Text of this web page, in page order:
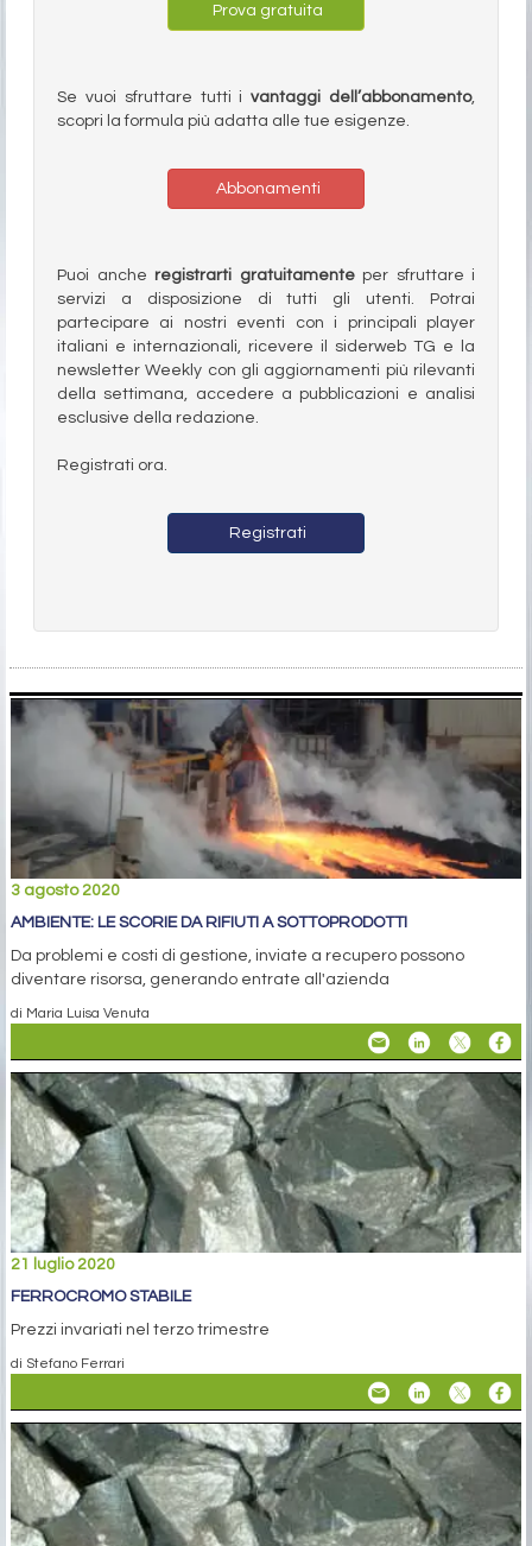
Prova gratuita
Se vuoi sfruttare tutti ivantaggi dell’abbonamento,
scopri la formula più adatta alle tue esigenze.
Abbonamenti
Puoi anche registrarti gratuitamenteper sfruttare i
servizi a disposizione di tutti gli utenti. Potrai
partecipare ai nostri eventi con i principali player
italiani e internazionali, ricevere il siderweb TG e la
newsletter Weekly con gli aggiornamenti più rilevanti
della settimana, accedere a pubblicazioni e analisi
esclusive della redazione.
Registrati ora.
Registrati
3 agosto 2020
AMBIENTE: LE SCORIE DA RIFIUTI A SOTTOPRODOTTI
Da problemi e costi di gestione, inviate a recupero possono
diventare risorsa, generando entrate all'azienda
di Maria Luisa Venuta
21 luglio 2020
FERROCROMO STABILE
Prezzi invariati nel terzo trimestre
di Stefano Ferrari